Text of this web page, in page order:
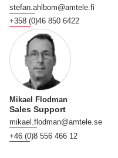
stefan.ahlbom@amtele.fi
+358 (0)46 850 6422
Mikael Flodman
Sales Support
mikael.flodman@amtele.se
+46 (0)8 556 466 12